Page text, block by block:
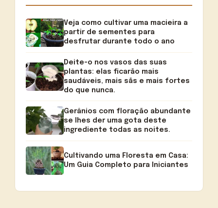
Veja como cultivar uma macieira a
partir de sementes para
desfrutar durante todo o ano
Deite-o nos vasos das suas
plantas: elas ficarão mais
saudáveis, mais sãs e mais fortes
do que nunca.
Gerânios com floração abundante
se lhes der uma gota deste
ingrediente todas as noites.
Cultivando uma Floresta em Casa:
Um Guia Completo para Iniciantes